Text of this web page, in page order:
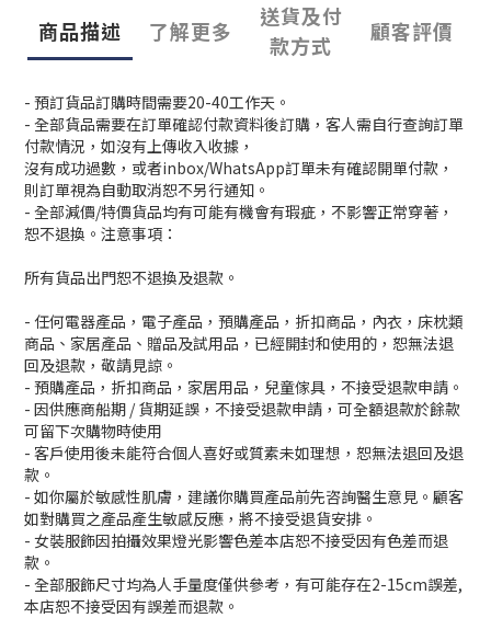
商品描述 了解更多
送貨及付
款方式
顧客評價
- 預訂貨品訂購時間需要20-40工作天。
- 全部貨品需要在訂單確認付款資料後訂購，客人需自行查詢訂單
付款情況，如沒有上傳收入收據，
沒有成功過數，或者inbox/WhatsApp訂單未有確認開單付款，
則訂單視為自動取消恕不另行通知。
- 全部減價/特價貨品均有可能有機會有瑕疵，不影響正常穿著，
恕不退換。注意事項：
所有貨品出門恕不退換及退款。
- 任何電器產品，電子產品，預購產品，折扣商品，內衣，床枕類
商品、家居產品、贈品及試用品，已經開封和使用的，恕無法退
回及退款，敬請見諒。
- 預購產品，折扣商品，家居用品，兒童傢具，不接受退款申請。
- 因供應商船期 / 貨期延誤，不接受退款申請，可全額退款於餘款
可留下次購物時使用
- 客戶使用後未能符合個人喜好或質素未如理想，恕無法退回及退
款。
- 如你屬於敏感性肌膚，建議你購買產品前先咨詢醫生意見。顧客
如對購買之產品產生敏感反應，將不接受退貨安排。
- 女裝服飾因拍攝效果燈光影響色差本店恕不接受因有色差而退
款。
- 全部服飾尺寸均為人手量度僅供參考，有可能存在2-15cm誤差,
本店恕不接受因有誤差而退款。